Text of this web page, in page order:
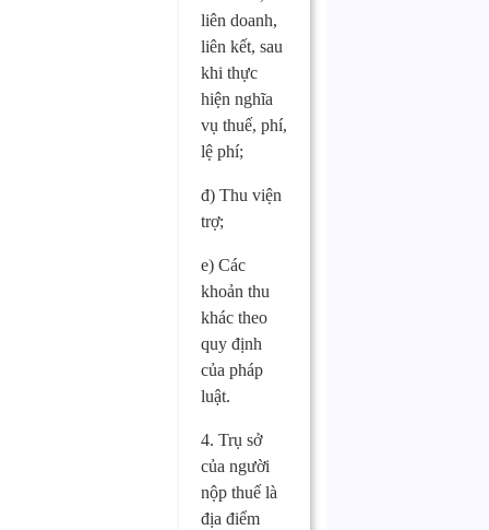
liên doanh,
liên kết, sau
khi thực
hiện nghĩa
vụ thuế, phí,
lệ phí;
đ) Thu viện
trợ;
e) Các
khoản thu
khác theo
quy định
của pháp
luật.
4. Trụ sở
của người
nộp thuế là
địa điểm